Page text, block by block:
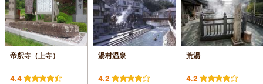
帝釈寺（上寺）
4.4
湯村温泉
4.2
荒湯
4.2